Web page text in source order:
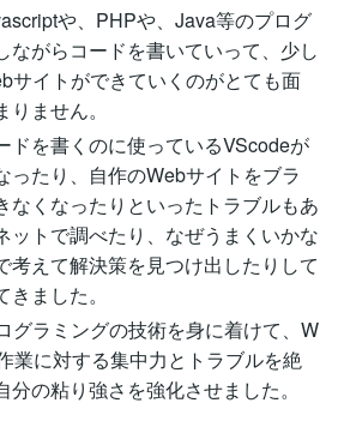
や、PHPや、Java等のプログ
ながらコードを書いていって、少し
サイトができていくのがとても面
ません。
ドを書くのに使っているVScodeが
ったり、自作のWebサイトをブラ
なくなったりといったトラブルもあ
ットで調べたり、なぜうまくいかな
考えて解決策を見つけ出したりして
ました。
グラミングの技術を身に着けて、W
業に対する集中力とトラブルを絶
の粘り強さを強化させました。